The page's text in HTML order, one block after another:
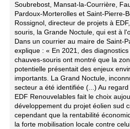
Soubrebost, Mansat-la-Courrière,
Pardoux-Morterolles et Saint-Pierre-
Rossignol, directeur de projets à
souris, la Grande Noctule, qui est à
Dans un courrier au maire de Saint-
explique : « En 2021, des
chauves-souris ont montré que la
potentielle présentait des enjeux
importants. La Grand Noctule,
secteur a été identifiée (...) Au
EDF Renouvelables fait le choix
développement du projet éolien sud
cependant que la rentabilité
la forte mobilisation locale contre